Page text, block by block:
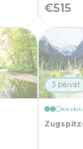
€515
3 päivät